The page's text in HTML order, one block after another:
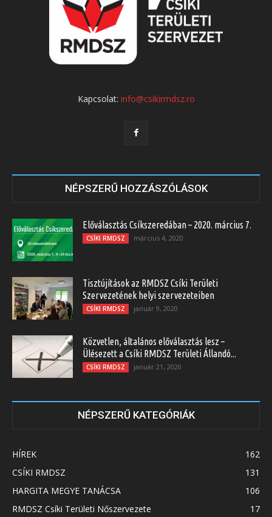
Kapcsolat: info@csikirmdsz.ro
NÉPSZERŰ HOZZÁSZÓLÁSOK
Előválasztás Csíkszeredában – 2020. március 7.
CSÍKI RMDSZ március 4, 2020
Tisztújítások az RMDSZ Csíki Területi
Szervezetének helyi szervezeteiben
CSÍKI RMDSZ január 9, 2020
Közvetlen, általános előválasztás lesz –
Ülésezett a Csíki RMDSZ Területi Állandó...
CSÍKI RMDSZ január 21, 2020
NÉPSZERŰ KATEGÓRIÁK
HÍREK
162
CSÍKI RMDSZ
131
HARGITA MEGYE TANÁCSA
106
RMDSZ Csíki Területi Nőszervezete
17